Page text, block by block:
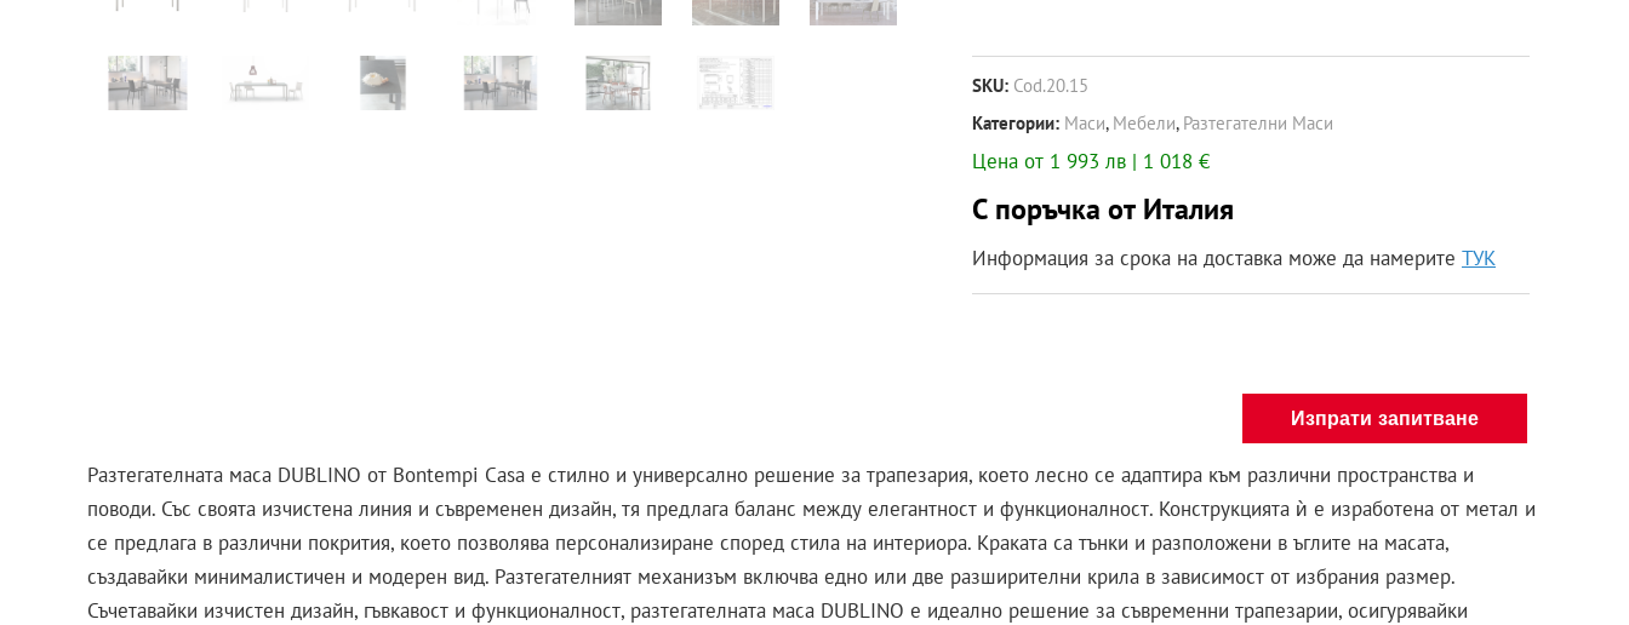
SKU: Cod.20.15
Категории: Маси, Мебели, Разтегателни Маси
Цена от 1 993 лв | 1 018 €
С поръчка от Италия
Информация за срока на доставка може да намерите ТУК
Изпрати запитване
Разтегателната маса DUBLINO от Bontempi Casa е стилно и универсално решение за трапезария, което лесно се адаптира към различни пространства и
поводи. Със своята изчистена линия и съвременен дизайн, тя предлага баланс между елегантност и функционалност. Конструкцията ѝ е изработена от метал и
се предлага в различни покрития, което позволява персонализиране според стила на интериора. Краката са тънки и разположени в ъглите на масата,
създавайки минималистичен и модерен вид. Разтегателният механизъм включва едно или две разширителни крила в зависимост от избрания размер.
Съчетавайки изчистен дизайн, гъвкавост и функционалност, разтегателната маса DUBLINO е идеално решение за съвременни трапезарии, осигурявайки